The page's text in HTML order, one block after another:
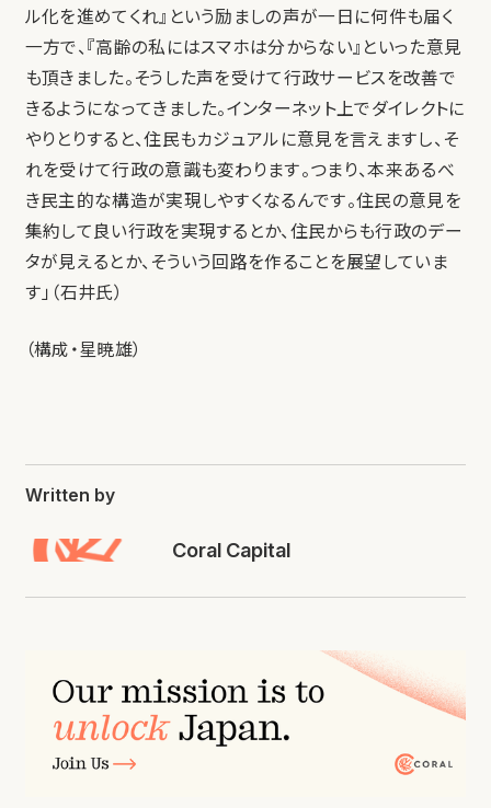
ル化を進めてくれ』という励ましの声が一日に何件も届く
一方で、『高齢の私にはスマホは分からない』といった意見
も頂きました。そうした声を受けて行政サービスを改善で
きるようになってきました。インターネット上でダイレクトに
やりとりすると、住民もカジュアルに意見を言えますし、そ
れを受けて行政の意識も変わります。つまり、本来あるべ
き民主的な構造が実現しやすくなるんです。住民の意見を
集約して良い行政を実現するとか、住民からも行政のデー
タが見えるとか、そういう回路を作ることを展望していま
す」（石井氏）
（構成・星暁雄）
Written by
Coral Capital